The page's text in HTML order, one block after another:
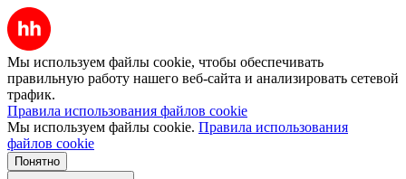
Мы используем файлы cookie, чтобы обеспечивать
правильную работу нашего веб-сайта и анализировать сетевой
трафик.
Правила использования файлов cookie
Мы используем файлы cookie. Правила использования
файлов cookie
Понятно